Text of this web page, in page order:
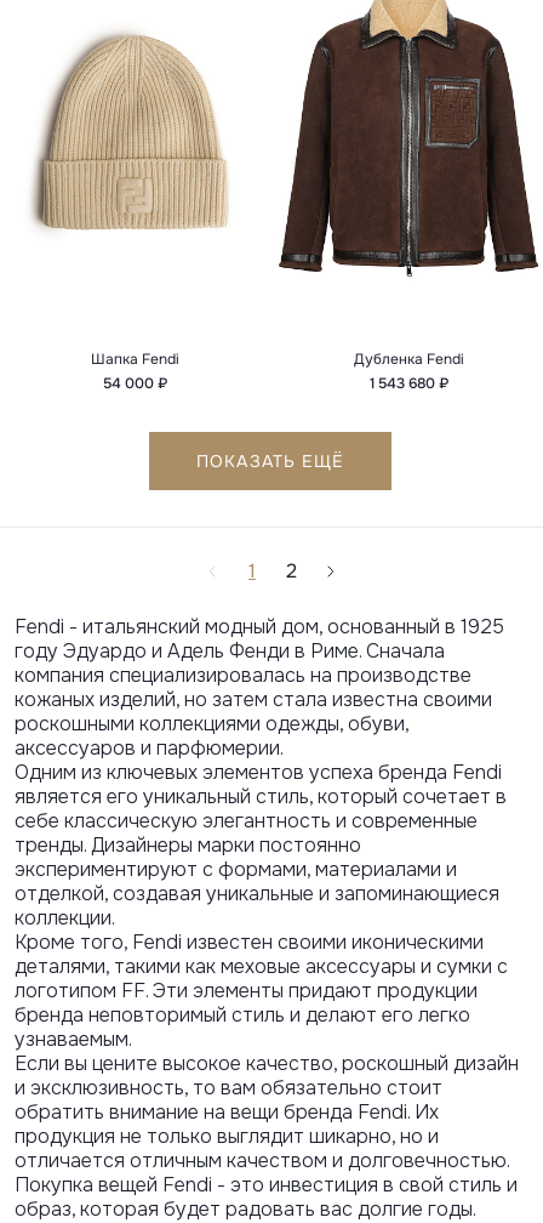
Шапка Fendi
54 000 ₽
Дубленка Fendi
1 543 680 ₽
ПОКАЗАТЬ ЕЩЁ
1 2
Fendi - итальянский модный дом, основанный в 1925
году Эдуардо и Адель Фенди в Риме. Сначала
компания специализировалась на производстве
кожаных изделий, но затем стала известна своими
роскошными коллекциями одежды, обуви,
аксессуаров и парфюмерии.
Одним из ключевых элементов успеха бренда Fendi
является его уникальный стиль, который сочетает в
себе классическую элегантность и современные
тренды. Дизайнеры марки постоянно
экспериментируют с формами, материалами и
отделкой, создавая уникальные и запоминающиеся
коллекции.
Кроме того, Fendi известен своими иконическими
деталями, такими как меховые аксессуары и сумки с
логотипом FF. Эти элементы придают продукции
бренда неповторимый стиль и делают его легко
узнаваемым.
Если вы цените высокое качество, роскошный дизайн
и эксклюзивность, то вам обязательно стоит
обратить внимание на вещи бренда Fendi. Их
продукция не только выглядит шикарно, но и
отличается отличным качеством и долговечностью.
Покупка вещей Fendi - это инвестиция в свой стиль и
образ, которая будет радовать вас долгие годы.